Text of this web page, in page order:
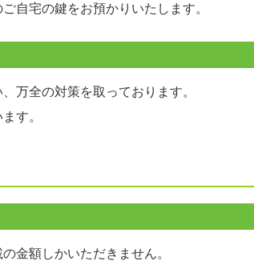
自宅の鍵をお預かりいたします。
万全の対策を取っております。
す。
金額しかいただきません。